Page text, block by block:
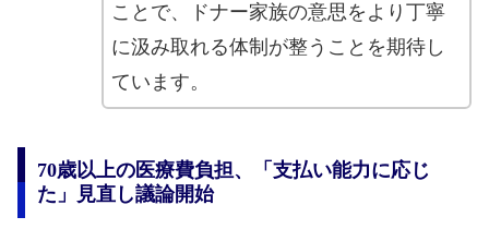
ことで、ドナー家族の意思をより丁寧
に汲み取れる体制が整うことを期待し
ています。
70歳以上の医療費負担、「支払い能力に応じ
た」見直し議論開始